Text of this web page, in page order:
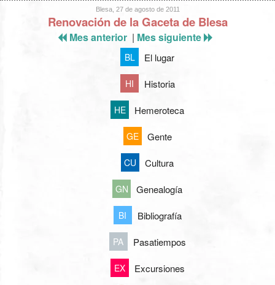
Blesa, 27 de agosto de 2011
Renovación de la Gaceta de Blesa
Mes anterior| Mes siguiente
BL El lugar
HI Historia
HE Hemeroteca
GE Gente
CU Cultura
GN Genealogía
BI Bibliografía
PA Pasatiempos
EX Excursiones